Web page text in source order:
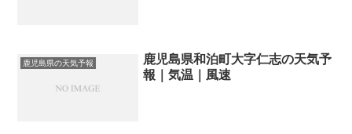
鹿児島県の天気予報
鹿児島県和泊町大字仁志の天気予
報｜気温｜風速